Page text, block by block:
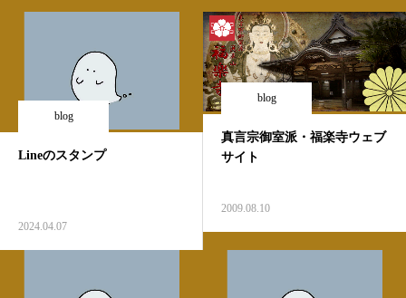
blog
Lineのスタンプ
2024.04.07
blog
真言宗御室派・福楽寺ウェブ
サイト
2009.08.10